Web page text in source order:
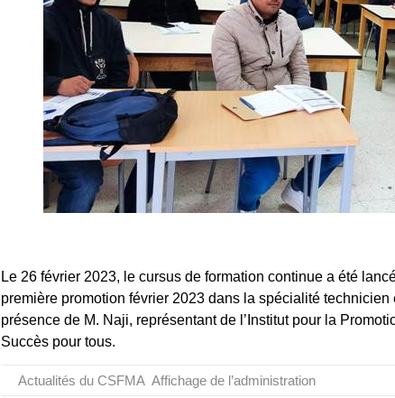
Le 26 février 2023, le cursus de formation continue a été
première promotion février 2023 dans la spécialité
présence de M. Naji, représentant de l’Institut pour la
Succès pour tous.
Actualités du CSFMA Affichage de l’administration